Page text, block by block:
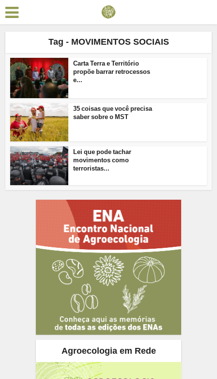
Tag - MOVIMENTOS SOCIAIS
Carta Terra e Território
propõe barrar retrocessos
e...
35 coisas que você precisa
saber sobre o MST
Lei que pode tachar
movimentos como
terroristas...
Agroecologia em Rede